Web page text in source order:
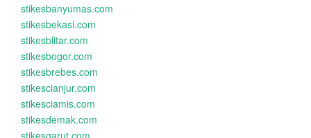
stikesbanyumas.com
stikesbekasi.com
stikesblitar.com
stikesbogor.com
stikesbrebes.com
stikescianjur.com
stikesciamis.com
stikesdemak.com
stikesgarut.com